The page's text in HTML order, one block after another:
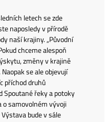
letech se zde
naposledy v přírodě
naší krajiny. „Původní
chceme alespoň
změny v krajině
se ale objevují
příchod druhů
Spoutané řeky a potoky
o samovolném vývoji
bude v sále